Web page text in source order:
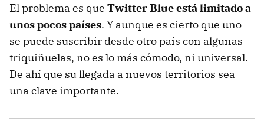
El problema es que Twitter Blue está limitado a
unos pocos países. Y aunque es cierto que uno
se puede suscribir desde otro país con algunas
triquiñuelas, no es lo más cómodo, ni universal.
De ahí que su llegada a nuevos territorios sea
una clave importante.